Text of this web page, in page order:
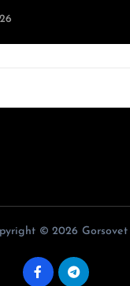
© 2026 Gorsovet